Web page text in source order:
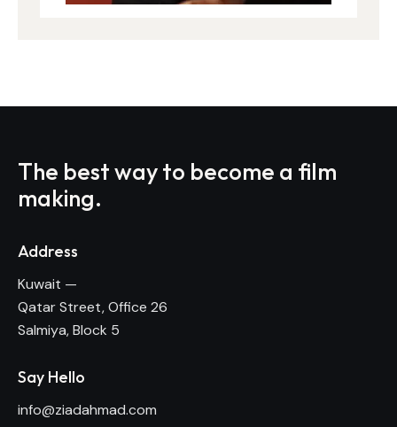
The best way to become a film
making.
Address
Kuwait —
Qatar Street, Office 26
Salmiya, Block 5
Say Hello
info@ziadahmad.com